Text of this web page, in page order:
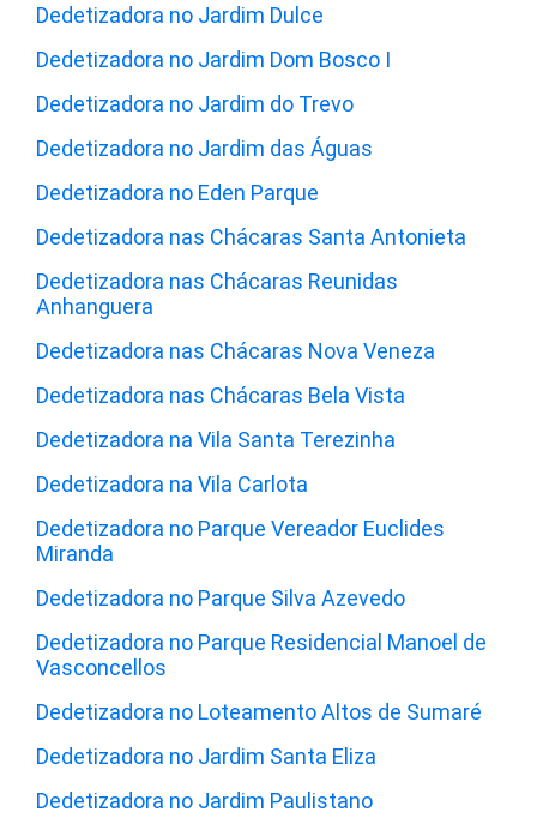
Dedetizadora no Jardim Dulce
Dedetizadora no Jardim Dom Bosco I
Dedetizadora no Jardim do Trevo
Dedetizadora no Jardim das Águas
Dedetizadora no Eden Parque
Dedetizadora nas Chácaras Santa Antonieta
Dedetizadora nas Chácaras Reunidas
Anhanguera
Dedetizadora nas Chácaras Nova Veneza
Dedetizadora nas Chácaras Bela Vista
Dedetizadora na Vila Santa Terezinha
Dedetizadora na Vila Carlota
Dedetizadora no Parque Vereador Euclides
Miranda
Dedetizadora no Parque Silva Azevedo
Dedetizadora no Parque Residencial Manoel de
Vasconcellos
Dedetizadora no Loteamento Altos de Sumaré
Dedetizadora no Jardim Santa Eliza
Dedetizadora no Jardim Paulistano